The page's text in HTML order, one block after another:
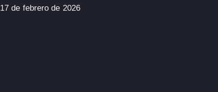
17 de febrero de 2026